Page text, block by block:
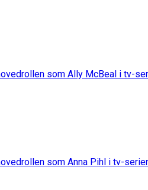
som Ally McBeal i tv-
som Anna Pihl i tv-